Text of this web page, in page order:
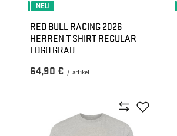
NEU
RED BULL RACING 2026
HERREN T-SHIRT REGULAR
LOGO GRAU
64,90 € / artikel